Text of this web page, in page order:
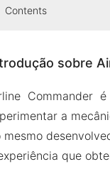
Contents
Muitos
Visão 3D
Lindos
Versão Mod APK
sobre
Commander
a
mesmo
que